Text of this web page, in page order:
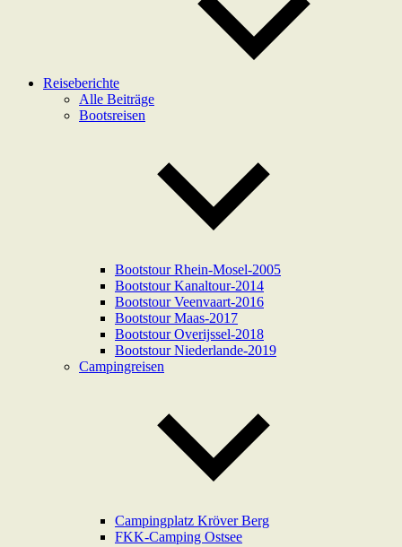
Reiseberichte
Alle Beiträge
Bootsreisen
Bootstour Rhein-Mosel-2005
Bootstour Kanaltour-2014
Bootstour Veenvaart-2016
Bootstour Maas-2017
Bootstour Overijssel-2018
Bootstour Niederlande-2019
Campingreisen
Campingplatz Kröver Berg
FKK-Camping Ostsee